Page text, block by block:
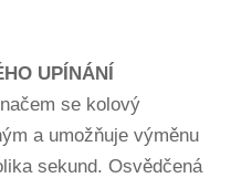
UPÍNÁNÍ
se kolový
a umožňuje výměnu
sekund. Osvědčená